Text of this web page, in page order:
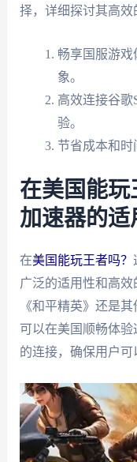
择，详细探讨其高效
畅享国服游
象。
高效连接谷歌
验。
节省成本和时
在美国能玩
加速器的适
在美国能玩王者吗？
广泛的适用性和高效
《和平精英》还是
可以在美国顺畅体
的连接，确保用户可